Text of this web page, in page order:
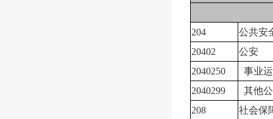
204
公共安
20402
公安
2040250
事业
2040299
其他
208
社会保